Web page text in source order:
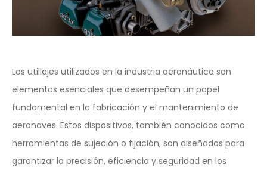
Los utillajes utilizados en la industria aeronáutica son
elementos esenciales que desempeñan un papel
fundamental en la fabricación y el mantenimiento de
aeronaves. Estos dispositivos, también conocidos como
herramientas de sujeción o fijación, son diseñados para
garantizar la precisión, eficiencia y seguridad en los